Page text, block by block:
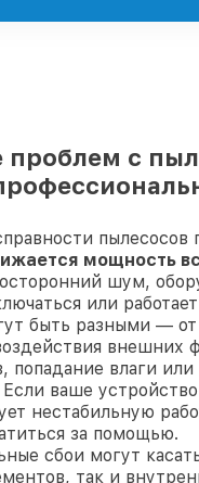
проблем с
пылесосов
мощность
шум,
или
быть разными — от
внешних
попадание влаги
ваше устройство
нестабильную
за помощью.
сбои могут
так и